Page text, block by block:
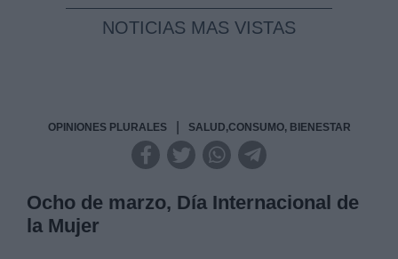
NOTICIAS MAS VISTAS
OPINIONES PLURALES SALUD,CONSUMO, BIENESTAR
Ocho de marzo, Día Internacional de
la Mujer